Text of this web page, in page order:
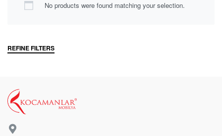
No products were found matching your selection.
REFINE FILTERS